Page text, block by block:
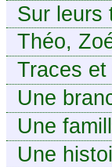
Sur
Théo,
Traces
Une
Une
Une